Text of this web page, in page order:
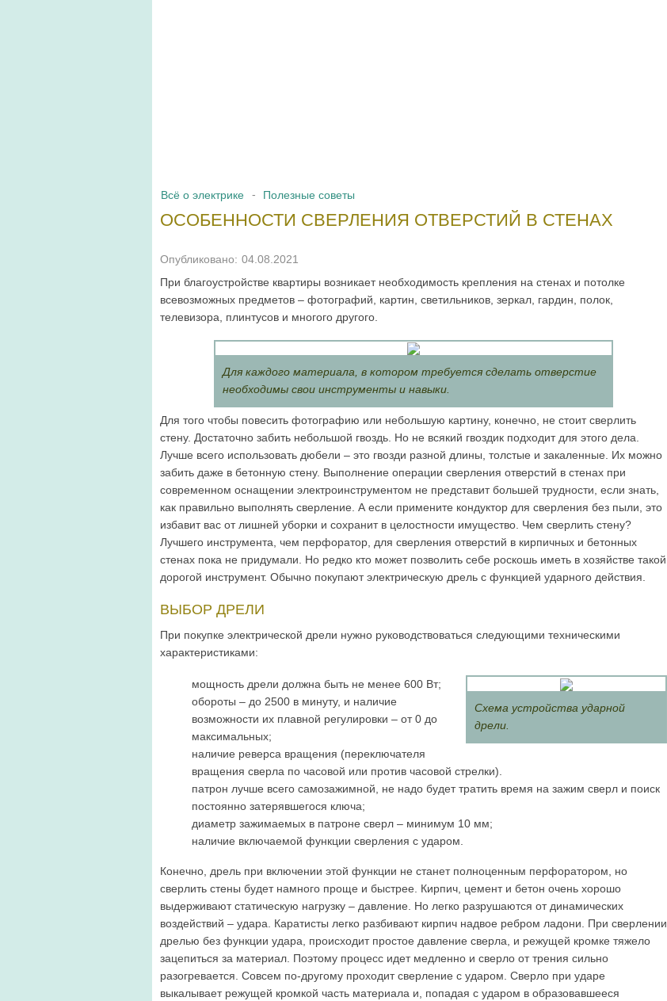
Всё о электрике Полезные советы
ОСОБЕННОСТИ СВЕРЛЕНИЯ ОТВЕРСТИЙ В СТЕНАХ
Опубликовано: 04.08.2021
При благоустройстве квартиры возникает необходимость крепления на стенах и потолке
всевозможных предметов – фотографий, картин, светильников, зеркал, гардин, полок,
телевизора, плинтусов и многого другого.
Для каждого материала, в котором требуется сделать отверстие
необходимы свои инструменты и навыки.
Для того чтобы повесить фотографию или небольшую картину, конечно, не стоит сверлить
стену. Достаточно забить небольшой гвоздь. Но не всякий гвоздик подходит для этого дела.
Лучше всего использовать дюбели – это гвозди разной длины, толстые и закаленные. Их можно
забить даже в бетонную стену. Выполнение операции сверления отверстий в стенах при
современном оснащении электроинструментом не представит большей трудности, если знать,
как правильно выполнять сверление. А если примените кондуктор для сверления без пыли, это
избавит вас от лишней уборки и сохранит в целостности имущество. Чем сверлить стену?
Лучшего инструмента, чем перфоратор, для сверления отверстий в кирпичных и бетонных
стенах пока не придумали. Но редко кто может позволить себе роскошь иметь в хозяйстве такой
дорогой инструмент. Обычно покупают электрическую дрель с функцией ударного действия.
ВЫБОР ДРЕЛИ
При покупке электрической дрели нужно руководствоваться следующими техническими
характеристиками:
Схема устройства ударной
дрели.
мощность дрели должна быть не менее 600 Вт;
обороты – до 2500 в минуту, и наличие
возможности их плавной регулировки – от 0 до
максимальных;
наличие реверса вращения (переключателя
вращения сверла по часовой или против часовой стрелки).
патрон лучше всего самозажимной, не надо будет тратить время на зажим сверл и поиск
постоянно затерявшегося ключа;
диаметр зажимаемых в патроне сверл – минимум 10 мм;
наличие включаемой функции сверления с ударом.
Конечно, дрель при включении этой функции не станет полноценным перфоратором, но
сверлить стены будет намного проще и быстрее. Кирпич, цемент и бетон очень хорошо
выдерживают статическую нагрузку – давление. Но легко разрушаются от динамических
воздействий – удара. Каратисты легко разбивают кирпич надвое ребром ладони. При сверлении
дрелью без функции удара, происходит простое давление сверла, и режущей кромке тяжело
зацепиться за материал. Поэтому процесс идет медленно и сверло от трения сильно
разогревается. Совсем по-другому проходит сверление с ударом. Сверло при ударе
выкалывает режущей кромкой часть материала и, попадая с ударом в образовавшееся